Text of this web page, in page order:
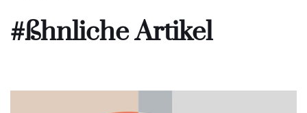
#ßhnliche Artikel